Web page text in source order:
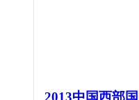
2013中国西部